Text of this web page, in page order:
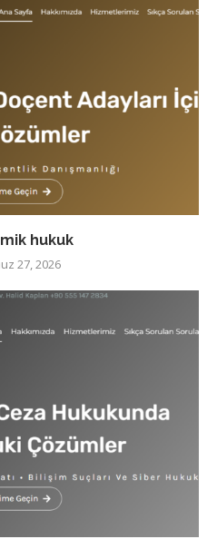
hukuk
27, 2026